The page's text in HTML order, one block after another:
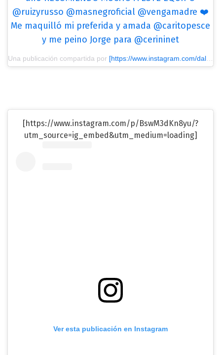
@ruizyrusso @masnegroficial @vengamadre ❤️
Me maquilló mi preferida y amada @caritopesce
y me peino Jorge para @cerininet
Una publicación compartida por [https://www.instagram.com/dalmaradona/?utm_source=ig_embed&utm_medium=loading] Dalma Maradona
[https://www.instagram.com/p/BswM3dKn8yu/?
utm_source=ig_embed&utm_medium=loading]
Ver esta publicación en Instagram